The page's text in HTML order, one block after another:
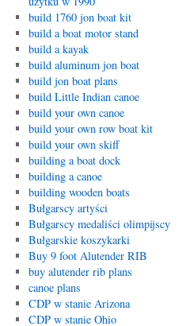
build 1760 jon boat kit
build a boat motor stand
build a kayak
build aluminum jon boat
build jon boat plans
build Little Indian canoe
build your own canoe
build your own row boat kit
build your own skiff
building a boat dock
building a canoe
building wooden boats
Bułgarscy artyści
Bułgarscy medaliści olimpijscy
Bułgarskie koszykarki
Buy 9 foot Alutender RIB
buy alutender rib plans
canoe plans
CDP w stanie Arizona
CDP w stanie Ohio